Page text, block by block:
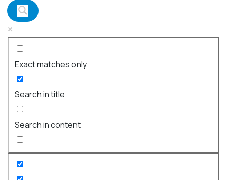
Exact matches only
Search in title
Search in content